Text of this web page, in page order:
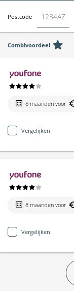
Postcode
Combivoordeel
8 maanden voor
Vergelijken
8 maanden voor
Vergelijken